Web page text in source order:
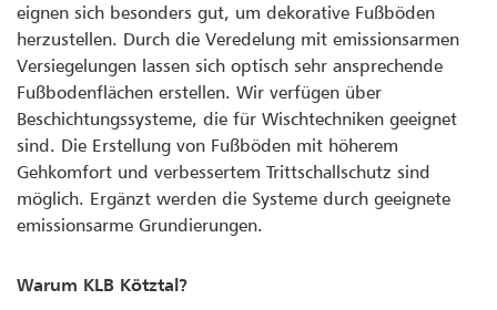
eignen sich besonders gut, um dekorative Fußböden
herzustellen. Durch die Veredelung mit emissionsarmen
Versiegelungen lassen sich optisch sehr ansprechende
Fußbodenflächen erstellen. Wir verfügen über
Beschichtungssysteme, die für Wischtechniken geeignet
sind. Die Erstellung von Fußböden mit höherem
Gehkomfort und verbessertem Trittschallschutz sind
möglich. Ergänzt werden die Systeme durch geeignete
emissionsarme Grundierungen.
Warum KLB Kötztal?